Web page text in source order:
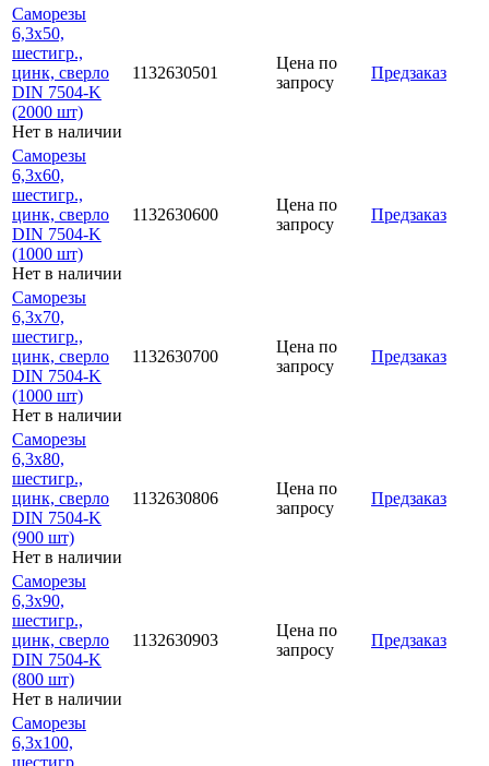
Саморезы
6,3х50,
шестигр.,
цинк, сверло
DIN 7504-K
(2000 шт)
Нет в наличии
1132630501
Цена по
запросу
Предзаказ
Саморезы
6,3х60,
шестигр.,
цинк, сверло
DIN 7504-K
(1000 шт)
Нет в наличии
1132630600
Цена по
запросу
Предзаказ
Саморезы
6,3х70,
шестигр.,
цинк, сверло
DIN 7504-K
(1000 шт)
Нет в наличии
1132630700
Цена по
запросу
Предзаказ
Саморезы
6,3х80,
шестигр.,
цинк, сверло
DIN 7504-K
(900 шт)
Нет в наличии
1132630806
Цена по
запросу
Предзаказ
Саморезы
6,3х90,
шестигр.,
цинк, сверло
DIN 7504-K
(800 шт)
Нет в наличии
1132630903
Цена по
запросу
Предзаказ
Саморезы
6,3х100,
шестигр.,